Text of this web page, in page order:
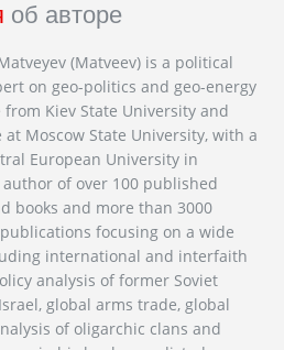
об авторе
(Matveev) is a political
on geo-politics and geo-energy
Kiev State University and
Moscow State University, with a
European University in
of over 100 published
books and more than 3000
focusing on a wide
international and interfaith
analysis of former Soviet
global arms trade, global
of oligarchic clans and